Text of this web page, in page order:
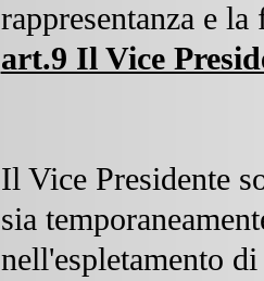
rappresentanza e
art.9 Il Vice
Il Vice Presidente
sia
nell'espletamento